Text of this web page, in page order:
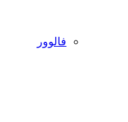
فالوور